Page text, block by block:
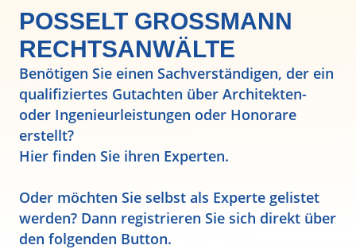
POSSELT GROSSMANN
RECHTSANWÄLTE
Benötigen Sie einen Sachverständigen, der ein
qualifiziertes Gutachten über Architekten-
oder Ingenieurleistungen oder Honorare
erstellt?
Hier finden Sie ihren Experten.
Oder möchten Sie selbst als Experte gelistet
werden? Dann registrieren Sie sich direkt über
den folgenden Button.